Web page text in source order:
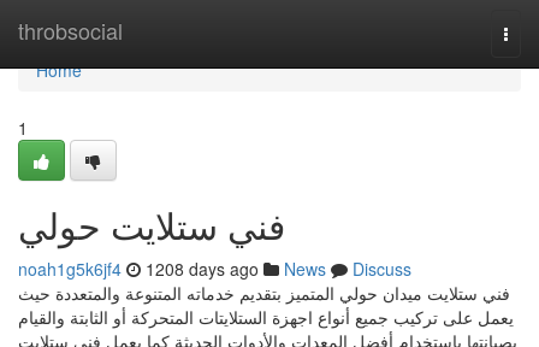
throbsocial
Home
Home
1
فني ستلايت حولي
noah1g5k6jf4 1208 days ago News
Discuss
فني ستلايت ميدان حولي المتميز بتقديم خدماته المتنوعة والمتعددة حيث
يعمل على تركيب جميع أنواع اجهزة الستلايتات المتحركة أو الثابتة والقيام
بصيانتها باستخدام أفضل المعدات والأدوات الحديثة كما يعمل فني ستلايت